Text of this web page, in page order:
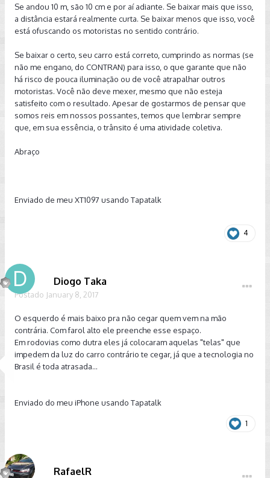
Se andou 10 m, são 10 cm e por aí adiante. Se baixar mais que isso,
a distância estará realmente curta. Se baixar menos que isso, você
está ofuscando os motoristas no sentido contrário.
Se baixar o certo, seu carro está correto, cumprindo as normas (se
não me engano, do CONTRAN) para isso, o que garante que não
há risco de pouca iluminação ou de você atrapalhar outros
motoristas. Você não deve mexer, mesmo que não esteja
satisfeito com o resultado. Apesar de gostarmos de pensar que
somos reis em nossos possantes, temos que lembrar sempre
que, em sua essência, o trânsito é uma atividade coletiva.
Abraço
Enviado de meu XT1097 usando Tapatalk
4
Diogo Taka
Postado January 8, 2017
O esquerdo é mais baixo pra não cegar quem vem na mão
contrária. Com farol alto ele preenche esse espaço.
Em rodovias como dutra eles já colocaram aquelas "telas" que
impedem da luz do carro contrário te cegar, já que a tecnologia no
Brasil é toda atrasada...
Enviado do meu iPhone usando Tapatalk
1
RafaelR